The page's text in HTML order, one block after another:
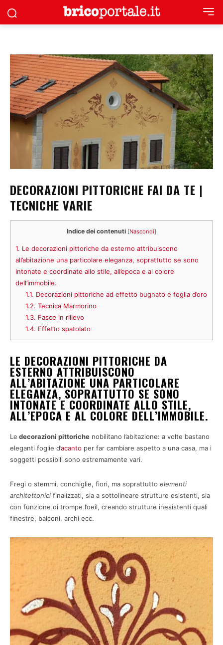
DECORAZIONI PITTORICHE FAI DA TE |
TECNICHE VARIE
Indice dei contenuti [Nascondi]
1. Le decorazioni pittoriche da esterno attribuiscono
all’abitazione una particolare eleganza, soprattutto se sono
intonate e coordinate allo stile, all’epoca e al colore
dell’immobile.
1.1. Decorazioni pittoriche ad effetto bugnato e foglia d’oro
1.2. Tecnica Marmorino
1.3. Fasce in rilievo
1.4. Effetto spatolato
LE DECORAZIONI PITTORICHE DA
ESTERNO ATTRIBUISCONO
ALL’ABITAZIONE UNA PARTICOLARE
ELEGANZA, SOPRATTUTTO SE SONO
INTONATE E COORDINATE ALLO STILE,
ALL’EPOCA E AL COLORE DELL’IMMOBILE.
Le decorazioni pittoriche nobilitano l’abitazione: a volte bastano
eleganti foglie d’acanto per far cambiare aspetto a una casa, ma i
soggetti possibili sono estremamente vari.
Fregi o stemmi, conchiglie, fiori, ma soprattutto elementi
architettonici finalizzati, sia a sottolineare strutture esistenti, sia
con funzione di trompe l’oeil, creando strutture inesistenti quali
finestre, balconi, archi ecc.